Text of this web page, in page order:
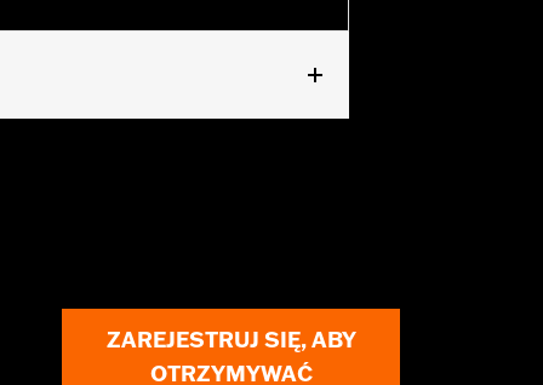
ZAREJESTRUJ SIĘ, ABY
OTRZYMYWAĆ